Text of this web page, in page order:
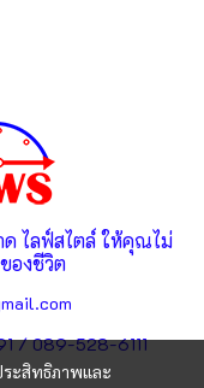
ระสิทธิภาพและ
ไลฟ์สไตล์ ให้คุณไม่
องชีวิต
/ 089-528-6111